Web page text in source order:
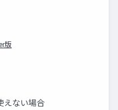
版
えない場合